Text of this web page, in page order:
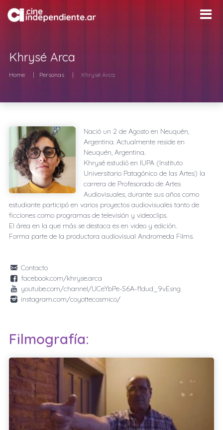
Khrysé Arca
Home Personas Khrysé Arca
Nació un 2 de Agostoen Neuquén,
Argentina. Actualmente reside en
Neuquén, Argentina.
Khrysé estudió en IUPA (Instituto
Universitario Patagónico de las Artes) la
carrera de Profesorado de Artes
Audiovisuales, durante sus años como
estudiante participó en varios proyectos audiovisuales tanto de
ficciones como programas de televisión y videoclips.
El área en la que más se destaca es en video y edición.
Forma parte de la productora audiovisual Andromeda Films.
Contacto
facebook.com/khryse.arca
youtube.com/channel/UCeYbPe-S6A-f1dud_9vEsng
instagram.com/coyottecosmico/
Filmografía: